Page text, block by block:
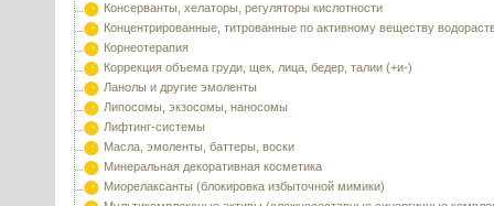
Консерванты, хелаторы, регуляторы кислотности
Концентрированные, титрованные по активному веществу
Корнеотерапия
Коррекция объема груди, щек, лица, бедер, талии (+и-)
Ланолы и другие эмоленты
Липосомы, экзосомы, наносомы
Лифтинг-системы
Масла, эмоленты, баттеры, воски
Минеральная декоративная косметика
Миорелаксанты (блокировка избыточной мимики)